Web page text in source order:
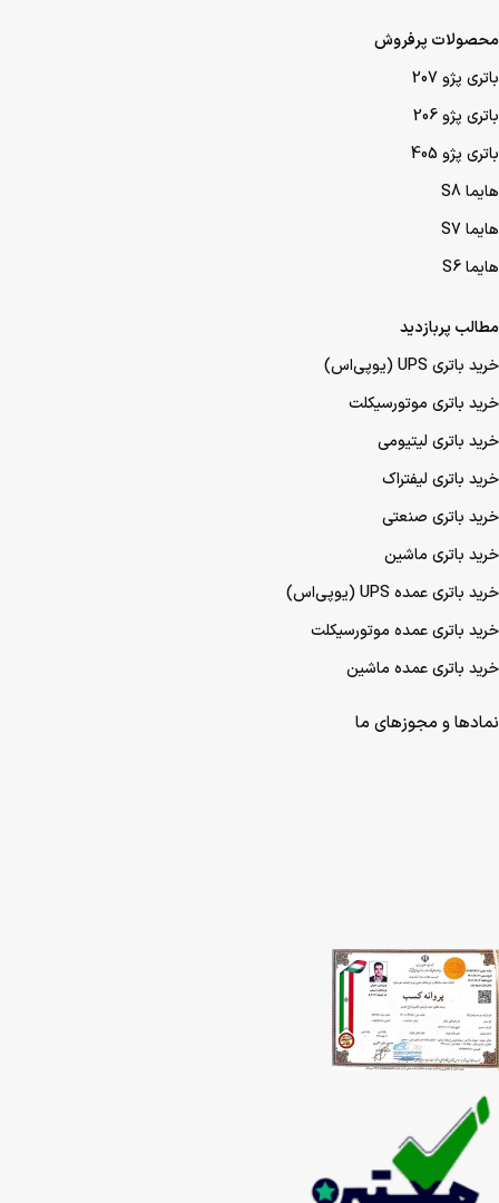
محصولات پرفروش
باتری پژو 207
باتری پژو 206
باتری پژو 405
هایما S8
هایما S7
هایما S6
مطالب پربازدید
خرید باتری UPS (یو‌پی‌اس)
خرید باتری موتورسیکلت
خرید باتری لیتیومی
خرید باتری لیفتراک
خرید باتری صنعتی
خرید باتری ماشین
خرید باتری عمده UPS (یو‌پی‌اس)
خرید باتری عمده موتورسیکلت
خرید باتری عمده ماشین
نمادها و مجوزهای ما